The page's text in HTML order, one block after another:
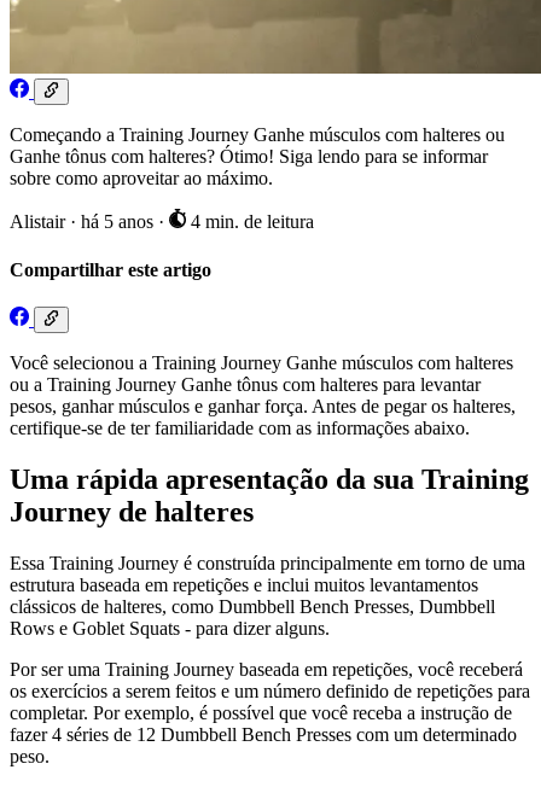
Começando a Training Journey Ganhe músculos com halteres ou
Ganhe tônus com halteres? Ótimo! Siga lendo para se informar
sobre como aproveitar ao máximo.
Alistair · há 5 anos · 4 min. de leitura
Compartilhar este artigo
Você selecionou a Training Journey Ganhe músculos com halteres
ou a Training Journey Ganhe tônus com halteres para levantar
pesos, ganhar músculos e ganhar força. Antes de pegar os halteres,
certifique-se de ter familiaridade com as informações abaixo.
Uma rápida apresentação da sua Training
Journey de halteres
Essa Training Journey é construída principalmente em torno de uma
estrutura baseada em repetições e inclui muitos levantamentos
clássicos de halteres, como Dumbbell Bench Presses, Dumbbell
Rows e Goblet Squats - para dizer alguns.
Por ser uma Training Journey baseada em repetições, você receberá
os exercícios a serem feitos e um número definido de repetições para
completar. Por exemplo, é possível que você receba a instrução de
fazer 4 séries de 12 Dumbbell Bench Presses com um determinado
peso.